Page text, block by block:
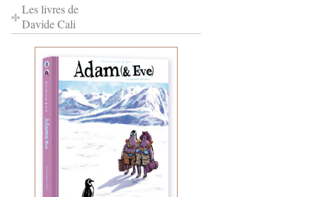
Les livres de
Davide Cali